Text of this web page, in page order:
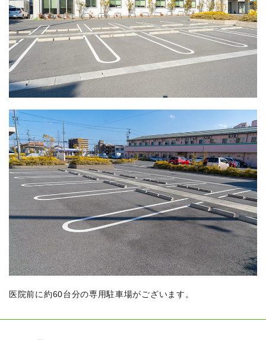
医院前に約60台分の専用駐車場がございます。